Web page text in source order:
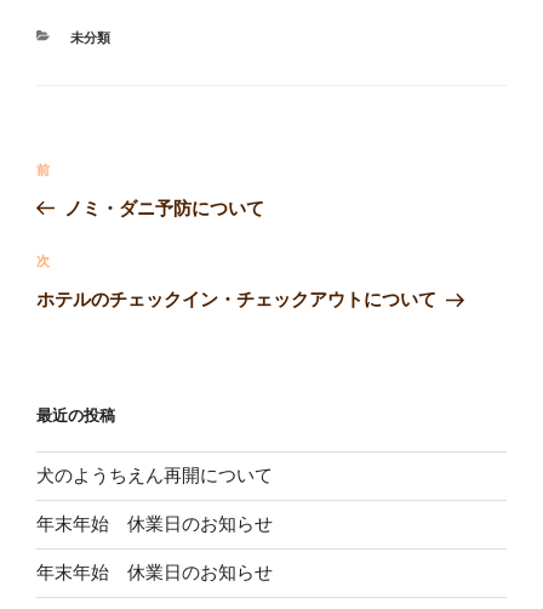
e
カ
未分類
投
ビ
ゲ
ン
過
去
投
稿
前
ノミ・ダニ予防について
次
の
次
ホテルのチェックイン・チェックアウトについて
最近の投稿
犬のようちえん再開について
年末年始 休業日のお知らせ
年末年始 休業日のお知らせ